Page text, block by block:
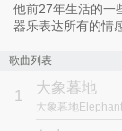
他前27年生活的一
器乐表达所有的情
最后意识到，我
部。人生是有快乐
图用最能表达那一
时间的故事。
“老家的路叫象山
歌曲列表
1 大象暮地
大象暮地